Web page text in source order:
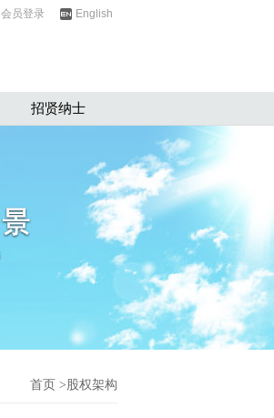
会员登录 English
招贤纳士
首页 >股权架构